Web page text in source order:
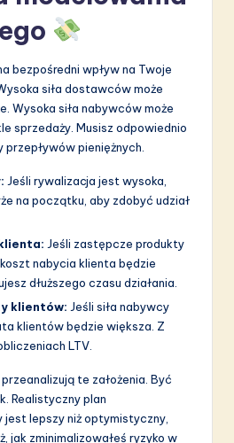
bezpośredni wpływ na Twoje
siła dostawców może
Wysoka siła nabywców może
sprzedaży. Musisz odpowiednio
pieniężnych.
Jeśli rywalizacja jest wysoka,
na początku, aby zdobyć udział
Jeśli zastępcze produkty
nabycia klienta będzie
dłuższego czasu działania.
klientów: Jeśli siła nabywcy
klientów będzie większa. Z
LTV.
te założenia. Być
Realistyczny plan
jest lepszy niż optymistyczny,
jak zminimalizowałeś ryzyko w